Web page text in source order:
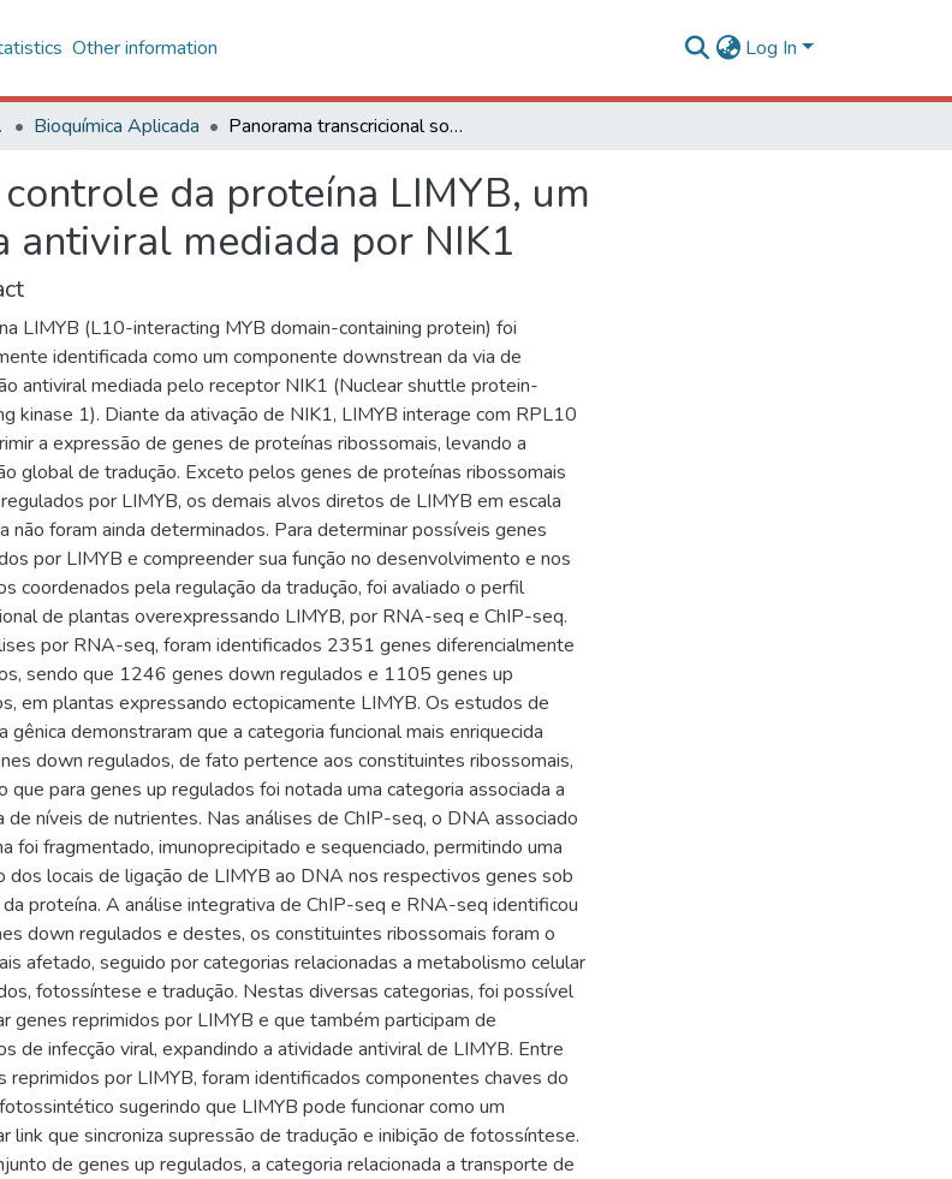
Other information Log In
Bioquímica Aplicada Panorama transcricional sob controle da proteína LIMYB, um componente da via de defesa antiviral mediada por NIK1
da proteína LIMYB, um
antiviral mediada por NIK1
LIMYB (L10-interacting MYB domain-containing protein) foi
identificada como um componente downstrean da via de
antiviral mediada pelo receptor NIK1 (Nuclear shuttle protein-
kinase 1). Diante da ativação de NIK1, LIMYB interage com RPL10
a expressão de genes de proteínas ribossomais, levando a
global de tradução. Exceto pelos genes de proteínas ribossomais
por LIMYB, os demais alvos diretos de LIMYB em escala
não foram ainda determinados. Para determinar possíveis genes
por LIMYB e compreender sua função no desenvolvimento e nos
coordenados pela regulação da tradução, foi avaliado o perfil
de plantas overexpressando LIMYB, por RNA-seq e ChIP-seq.
por RNA-seq, foram identificados 2351 genes diferencialmente
sendo que 1246 genes down regulados e 1105 genes up
em plantas expressando ectopicamente LIMYB. Os estudos de
gênica demonstraram que a categoria funcional mais enriquecida
down regulados, de fato pertence aos constituintes ribossomais,
que para genes up regulados foi notada uma categoria associada a
de níveis de nutrientes. Nas análises de ChIP-seq, o DNA associado
foi fragmentado, imunoprecipitado e sequenciado, permitindo uma
dos locais de ligação de LIMYB ao DNA nos respectivos genes sob
proteína. A análise integrativa de ChIP-seq e RNA-seq identificou
down regulados e destes, os constituintes ribossomais foram o
afetado, seguido por categorias relacionadas a metabolismo celular
fotossíntese e tradução. Nestas diversas categorias, foi possível
genes reprimidos por LIMYB e que também participam de
de infecção viral, expandindo a atividade antiviral de LIMYB. Entre
reprimidos por LIMYB, foram identificados componentes chaves do
sugerindo que LIMYB pode funcionar como um
link que sincroniza supressão de tradução e inibição de fotossíntese.
de genes up regulados, a categoria relacionada a transporte de